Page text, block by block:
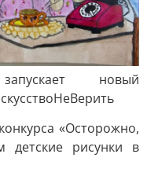
новый
«Осторожно,
детские рисунки в